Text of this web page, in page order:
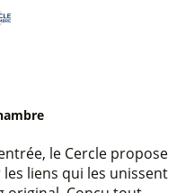
le Cercle propose
liens qui les unissent